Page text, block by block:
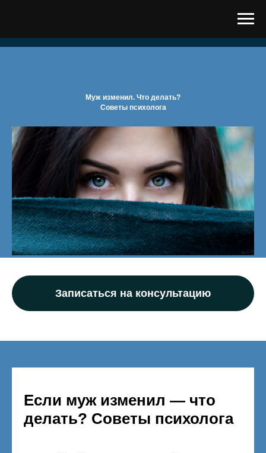
Муж изменил. Что делать?
Советы психолога
Записаться на консультацию
Если муж изменил — что
делать? Советы психолога